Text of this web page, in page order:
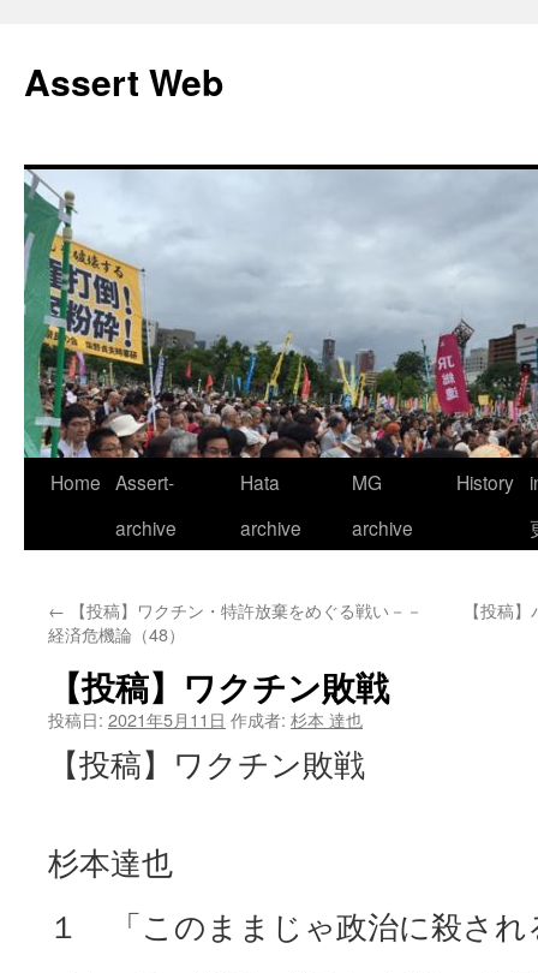
テ
ン
ス
キ
ッ
プ
Assert Web
Home Assert-
archive
Hata
archive
MG
archive
History
← 【投稿】ワクチン・特許放棄をめぐる戦い－－
経済危機論（48）
【投稿
【投稿】ワクチン敗戦
投稿日: 2021年5月11日 作成者: 杉本 達也
【投稿】ワクチン敗戦
杉本達也
１ 「このままじゃ政治に殺され